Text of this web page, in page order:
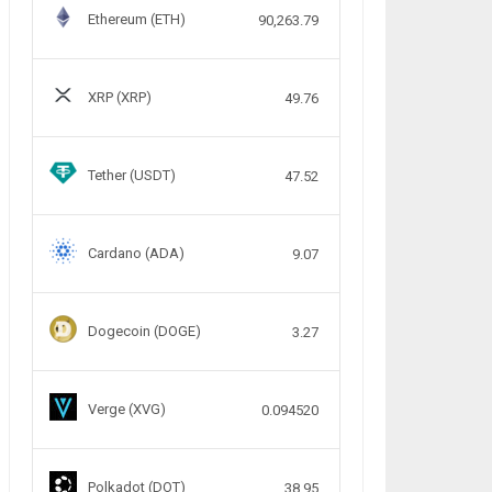
Ethereum (ETH) 90,263.79
XRP (XRP) 49.76
Tether (USDT) 47.52
Cardano (ADA) 9.07
Dogecoin (DOGE) 3.27
Verge (XVG) 0.094520
Polkadot (DOT) 38.95